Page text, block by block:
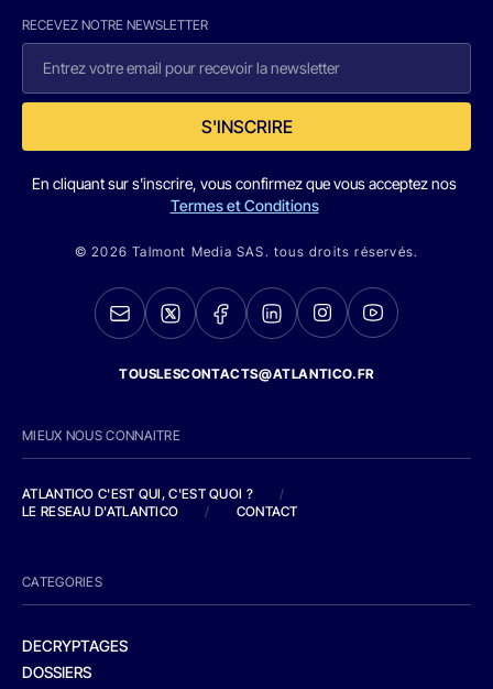
RECEVEZ NOTRE NEWSLETTER
S'INSCRIRE
En cliquant sur s'inscrire, vous confirmez que vous acceptez nos
Termes et Conditions
© 2026 Talmont Media SAS. tous droits réservés.
TOUSLESCONTACTS@ATLANTICO.FR
MIEUX NOUS CONNAITRE
ATLANTICO C'EST QUI, C'EST QUOI ?
/
LE RESEAU D'ATLANTICO
/ CONTACT
CATEGORIES
DECRYPTAGES
DOSSIERS